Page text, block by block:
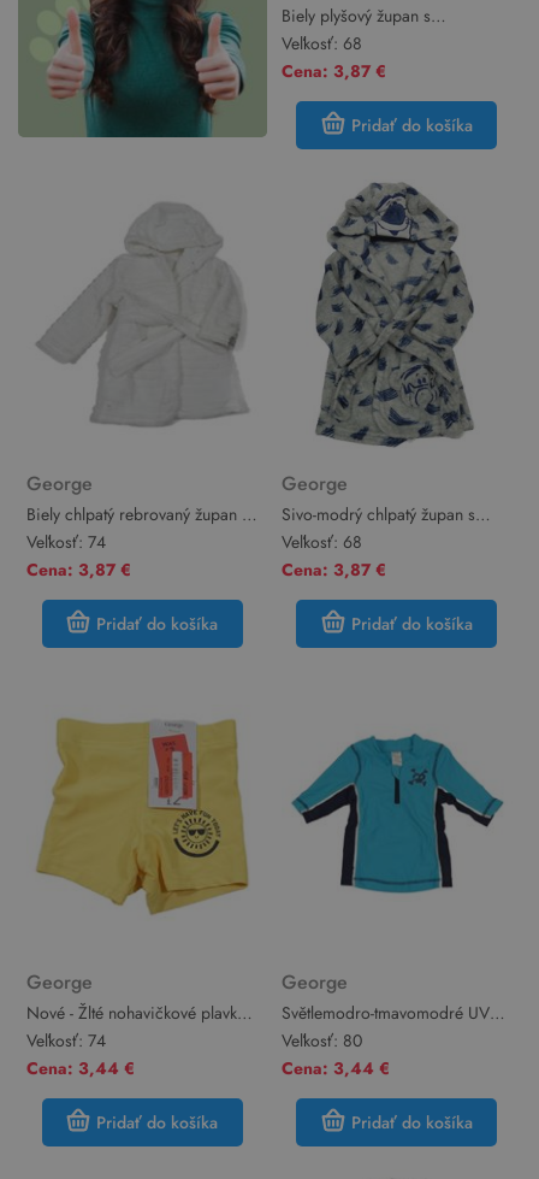
Biely plyšový župan s
Medvídkem Pú a kapucňou
George
Veľkosť: 68
Cena: 3,87 €
Pridať do košíka
George
Biely chlpatý rebrovaný župan s
kapucňou George
Veľkosť: 74
Cena: 3,87 €
Pridať do košíka
George
Sivo-modrý chlpatý župan s
tigrom a kapucňou George
Veľkosť: 68
Cena: 3,87 €
Pridať do košíka
George
Nové - Žlté nohavičkové plavky
so sluníčkem/smajlíkem George
Veľkosť: 74
Cena: 3,44 €
Pridať do košíka
George
Světlemodro-tmavomodré UV
tričko s kostrou George
Veľkosť: 80
Cena: 3,44 €
Pridať do košíka